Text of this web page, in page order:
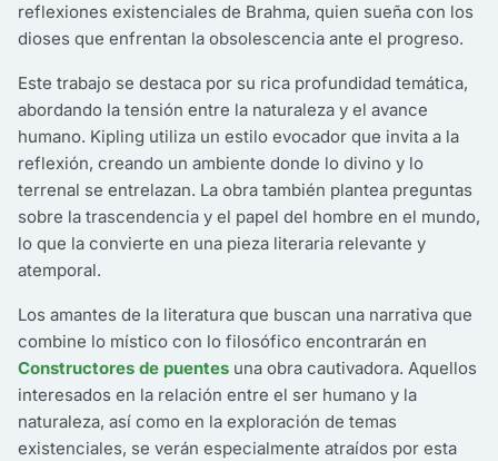
reflexiones existenciales de Brahma, quien sueña con los
dioses que enfrentan la obsolescencia ante el progreso.
Este trabajo se destaca por su rica profundidad temática,
abordando la tensión entre la naturaleza y el avance
humano. Kipling utiliza un estilo evocador que invita a la
reflexión, creando un ambiente donde lo divino y lo
terrenal se entrelazan. La obra también plantea preguntas
sobre la trascendencia y el papel del hombre en el mundo,
lo que la convierte en una pieza literaria relevante y
atemporal.
Los amantes de la literatura que buscan una narrativa que
combine lo místico con lo filosófico encontrarán en
Constructores de puentes una obra cautivadora. Aquellos
interesados en la relación entre el ser humano y la
naturaleza, así como en la exploración de temas
existenciales, se verán especialmente atraídos por esta